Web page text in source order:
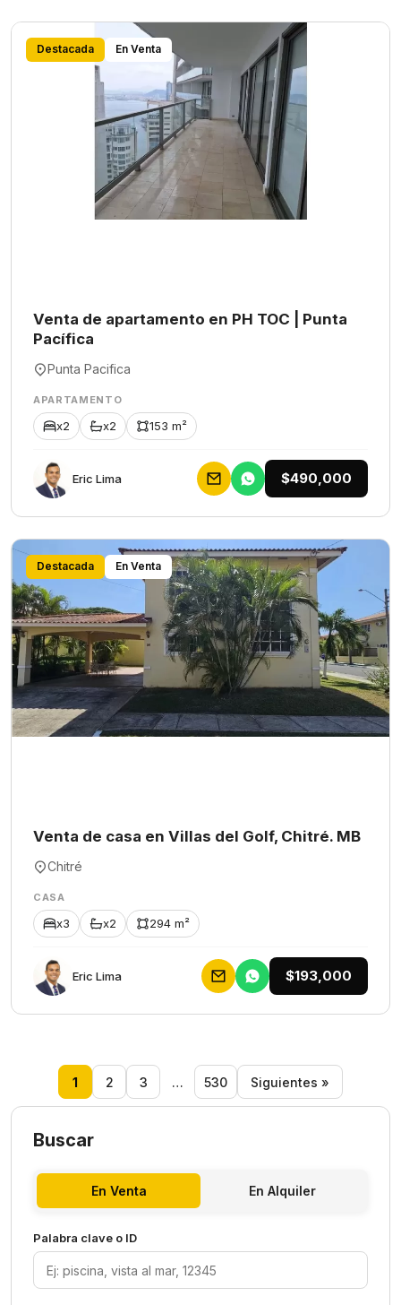
Destacada En Venta
Venta de apartamento en PH TOC | Punta
Pacífica
Punta Pacifica
APARTAMENTO
x2 x2 153 m²
Eric Lima $490,000
Destacada En Venta
Venta de casa en Villas del Golf, Chitré. MB
Chitré
CASA
x3 x2 294 m²
Eric Lima $193,000
1 2 3 … 530 Siguientes »
Buscar
En Venta En Alquiler
Palabra clave o ID